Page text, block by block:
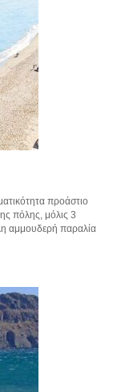
προάστιο
πόλης, μόλις 3
αμμουδερή παραλία